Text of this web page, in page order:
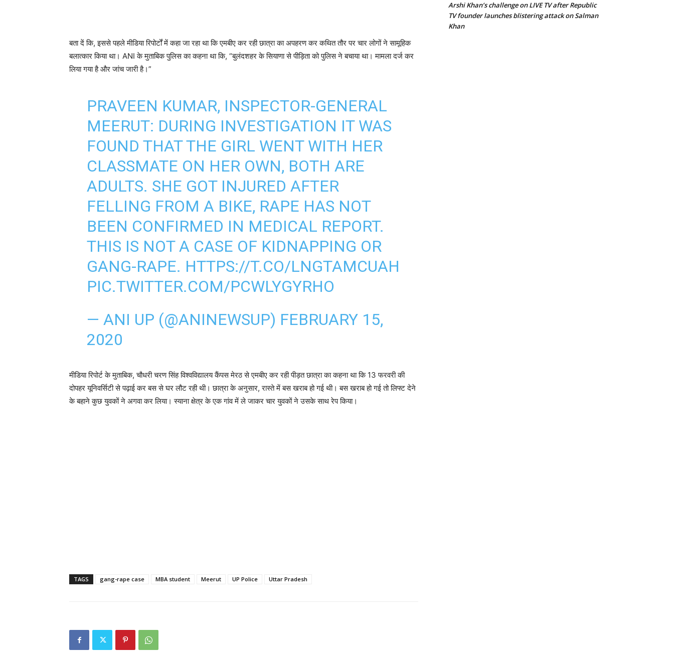
बता दें कि, इससे पहले मीडिया रिपोर्टों में कहा जा रहा था कि एमबीए कर रही छात्रा का अपहरण कर कथित तौर पर चार लोगों ने सामूहिक
बलात्कार किया था। ANI के मुताबिक पुलिस का कहना था कि, “बुलंदशहर के सियाणा से पीड़िता को पुलिस ने बचाया था। मामला दर्ज कर
लिया गया है और जांच जारी है।”
PRAVEEN KUMAR, INSPECTOR-GENERAL
MEERUT: DURING INVESTIGATION IT WAS
FOUND THAT THE GIRL WENT WITH HER
CLASSMATE ON HER OWN, BOTH ARE
ADULTS. SHE GOT INJURED AFTER
FELLING FROM A BIKE, RAPE HAS NOT
BEEN CONFIRMED IN MEDICAL REPORT.
THIS IS NOT A CASE OF KIDNAPPING OR
GANG-RAPE. HTTPS://T.CO/LNGTAMCUAH
PIC.TWITTER.COM/PCWLYGYRHO
— ANI UP (@ANINEWSUP) FEBRUARY 15,
2020
मीडिया रिपोर्ट के मुताबिक, चौधरी चरण सिंह विश्वविद्यालय कैंपस मेरठ से एमबीए कर रही पीड़त छात्रा का कहना था कि 13 फरवरी की
दोपहर यूनिवर्सिटी से पढ़ाई कर बस से घर लौट रही थी। छात्रा के अनुसार, रास्ते में बस खराब हो गई थी। बस खराब हो गई तो लिफ्ट देने
के बहाने कुछ युवकों ने अगवा कर लिया। स्याना क्षेत्र के एक गांव में ले जाकर चार युवकों ने उसके साथ रेप किया।
TAGS gang-rape case MBA student Meerut UP Police Uttar Pradesh
Arshi Khan’s challenge on LIVE TV after Republic
TV founder launches blistering attack on Salman
Khan